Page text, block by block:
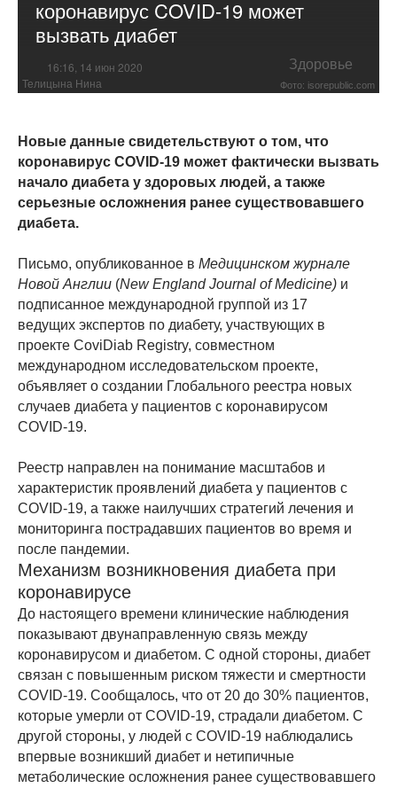
коронавирус COVID-19 может
вызвать диабет
16:16, 14 июн 2020 Здоровье
Телицына Нина Фото: isorepublic.com
Новые данные свидетельствуют о том, что
коронавирус COVID-19 может фактически вызвать
начало диабета у здоровых людей, а также
серьезные осложнения ранее существовавшего
диабета.
Письмо, опубликованное в Медицинском журнале
Новой Англии (New England Journal of Medicine) и
подписанное международной группой из 17
ведущих экспертов по диабету, участвующих в
проекте CoviDiab Registry, совместном
международном исследовательском проекте,
объявляет о создании Глобального реестра новых
случаев диабета у пациентов с коронавирусом
COVID-19.
Реестр направлен на понимание масштабов и
характеристик проявлений диабета у пациентов с
COVID-19, а также наилучших стратегий лечения и
мониторинга пострадавших пациентов во время и
после пандемии.
Механизм возникновения диабета при
коронавирусе
До настоящего времени клинические наблюдения
показывают двунаправленную связь между
коронавирусом и диабетом. С одной стороны, диабет
связан с повышенным риском тяжести и смертности
COVID-19. Сообщалось, что от 20 до 30% пациентов,
которые умерли от COVID-19, страдали диабетом. С
другой стороны, у людей с COVID-19 наблюдались
впервые возникший диабет и нетипичные
метаболические осложнения ранее существовавшего